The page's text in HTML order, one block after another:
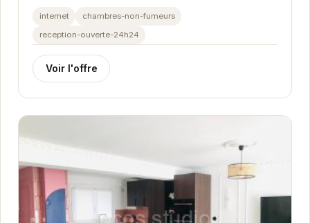
touristiques de Grenoble. Cet appartement...
internet
chambres-non-fumeurs
reception-ouverte-24h24
Voir l'offre